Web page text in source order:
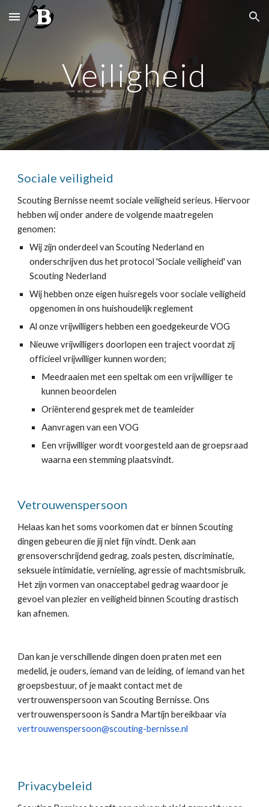
Skip to main content Skip to navigation
Veiligheid
Sociale veiligheid
Scouting Bernisse neemt sociale veiligheid serieus. Hiervoor
hebben wij onder andere de volgende maatregelen
genomen:
Wij zijn onderdeel van Scouting Nederland en
onderschrijven dus het protocol 'Sociale veiligheid' van
Scouting Nederland
Wij hebben onze eigen huisregels voor sociale veiligheid
opgenomen in ons huishoudelijk reglement
Al onze vrijwilligers hebben een goedgekeurde VOG
Nieuwe vrijwilligers doorlopen een traject voordat zij
officieel vrijwilliger kunnen worden;
Meedraaien met een speltak om een vrijwilliger te
kunnen beoordelen
Oriënterend gesprek met de teamleider
Aanvragen van een VOG
Een vrijwilliger wordt voorgesteld aan de groepsraad
waarna een stemming plaatsvindt.
Vetrouwenspersoon
Helaas kan het soms voorkomen dat er binnen Scouting
dingen gebeuren die jij niet fijn vindt. Denk aan
grensoverschrijdend gedrag, zoals pesten, discriminatie,
seksuele intimidatie, vernieling, agressie of machtsmisbruik.
Het zijn vormen van onacceptabel gedrag waardoor je
gevoel van plezier en veiligheid binnen Scouting drastisch
kan afnemen.
Dan kan je verschillende dingen doen praten met een
medelid, je ouders, iemand van de leiding, of iemand van het
groepsbestuur, of je maakt contact met de
vertrouwenspersoon van Scouting Bernisse. Ons
vertrouwenspersoon@scouting-bernisse.nl
Privacybeleid